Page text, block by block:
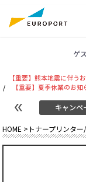
ゲ
【重要】熊本地震に伴う
/
【重要】夏季休業のお知
キャンペ
HOME > トナープリンタ